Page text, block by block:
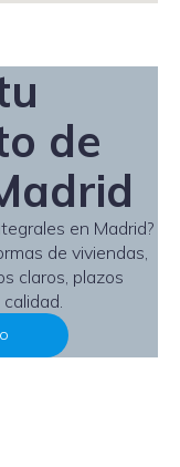
de
en Madrid?
de viviendas,
claros, plazos